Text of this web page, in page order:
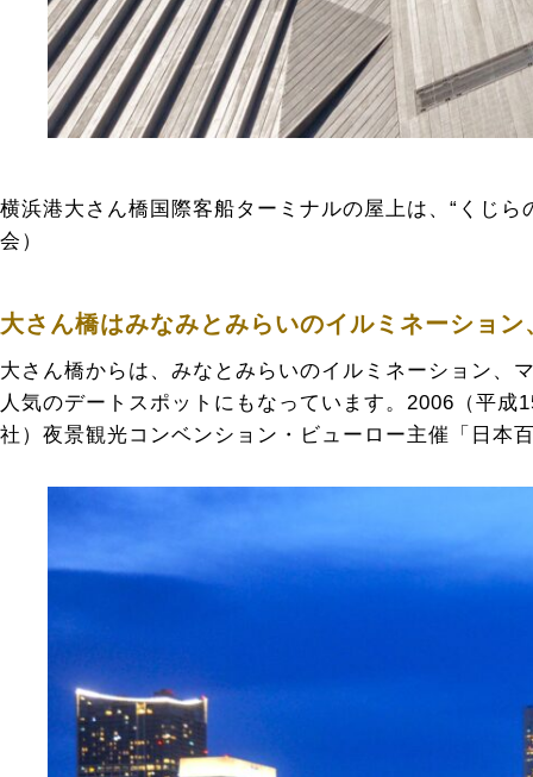
横浜港大さん橋国際客船ターミナルの屋上は、“くじ
会）
大さん橋はみなみとみらいのイルミネーショ
大さん橋からは、みなとみらいのイルミネーション、
人気のデートスポットにもなっています。2006（平
社）夜景観光コンベンション・ビューロー主催「日本